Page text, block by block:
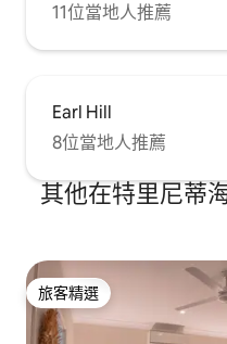
11位當地人推薦
Earl Hill
8位當地人推薦
其他在特里尼蒂
旅客精選
旅客精選